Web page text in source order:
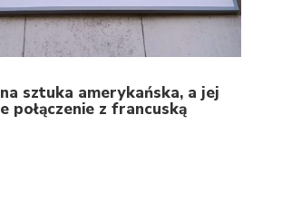
sztuka amerykańska, a jej
połączenie z francuską